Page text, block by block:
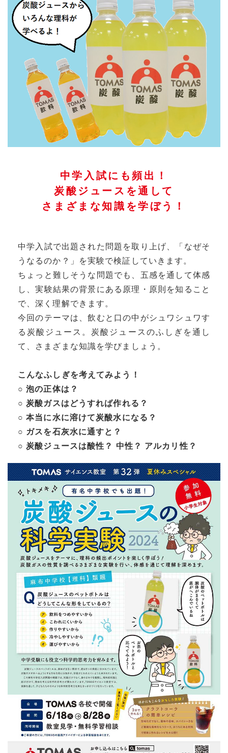
中学入試にも頻出！
炭酸ジュースを通して
さまざまな知識を学ぼう！
中学入試で出題された問題を取り上げ、「なぜそ
うなるのか？」を実験で検証していきます。
ちょっと難しそうな問題でも、五感を通して体感
し、実験結果の背景にある原理・原則を知ること
で、深く理解できます。
今回のテーマは、飲むと口の中がシュワシュワす
る炭酸ジュース。炭酸ジュースのふしぎを通し
て、さまざまな知識を学びましょう。
こんなふしぎを考えてみよう！
○ 泡の正体は？
○ 炭酸ガスはどうすれば作れる？
○ 本当に水に溶けて炭酸水になる？
○ ガスを石灰水に通すと？
○ 炭酸ジュースは酸性？ 中性？ アルカリ性？